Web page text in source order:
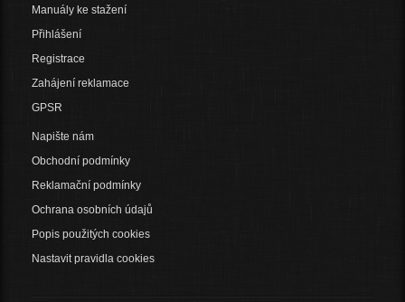
Manuály ke stažení
Přihlášení
Registrace
Zahájení reklamace
GPSR
Napište nám
Obchodní podmínky
Reklamační podmínky
Ochrana osobních údajů
Popis použitých cookies
Nastavit pravidla cookies